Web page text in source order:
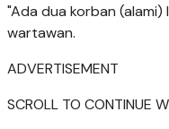
"Ada dua korban (alami)
wartawan.
ADVERTISEMENT
SCROLL TO CONTINUE